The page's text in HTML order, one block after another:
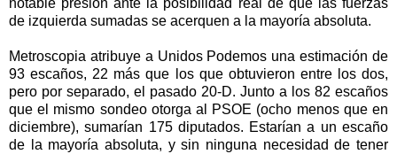
notable presión ante la posibilidad real de que las fuerzas
de izquierda sumadas se acerquen a la mayoría absoluta.
Metroscopia atribuye a Unidos Podemos una estimación de
93 escaños, 22 más que los que obtuvieron entre los dos,
pero por separado, el pasado 20-D. Junto a los 82 escaños
que el mismo sondeo otorga al PSOE (ocho menos que en
diciembre), sumarían 175 diputados. Estarían a un escaño
de la mayoría absoluta, y sin ninguna necesidad de tener